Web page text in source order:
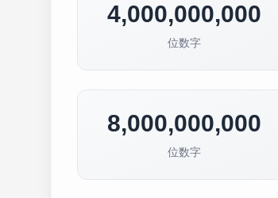
4,000,000,000
位数字
8,000,000,000
位数字